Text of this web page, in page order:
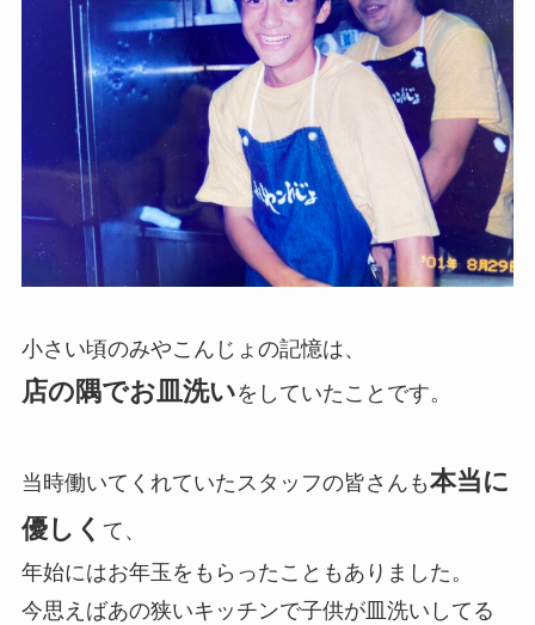
小さい頃のみやこんじょの記憶は、
店の隅でお皿洗いをしていたことです。
当時働いてくれていたスタッフの皆さんも本当に
優しく て、
年始にはお年玉をもらったこともありました。
今思えばあの狭いキッチンで子供が皿洗いしてる